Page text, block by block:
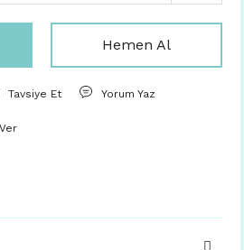
Hemen Al
Tavsiye Et Yorum Yaz